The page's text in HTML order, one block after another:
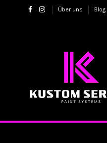
Über uns Blog